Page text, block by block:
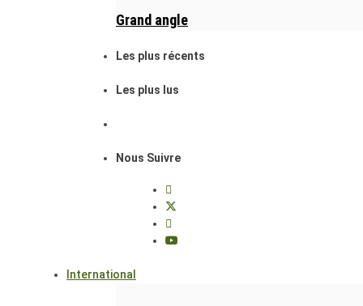
Grand angle
Les plus récents
Les plus lus
Nous Suivre
International